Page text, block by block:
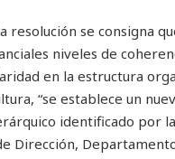
resolución se consigna
niveles de
en la estructura
“se establece un
identificado por
Dirección,